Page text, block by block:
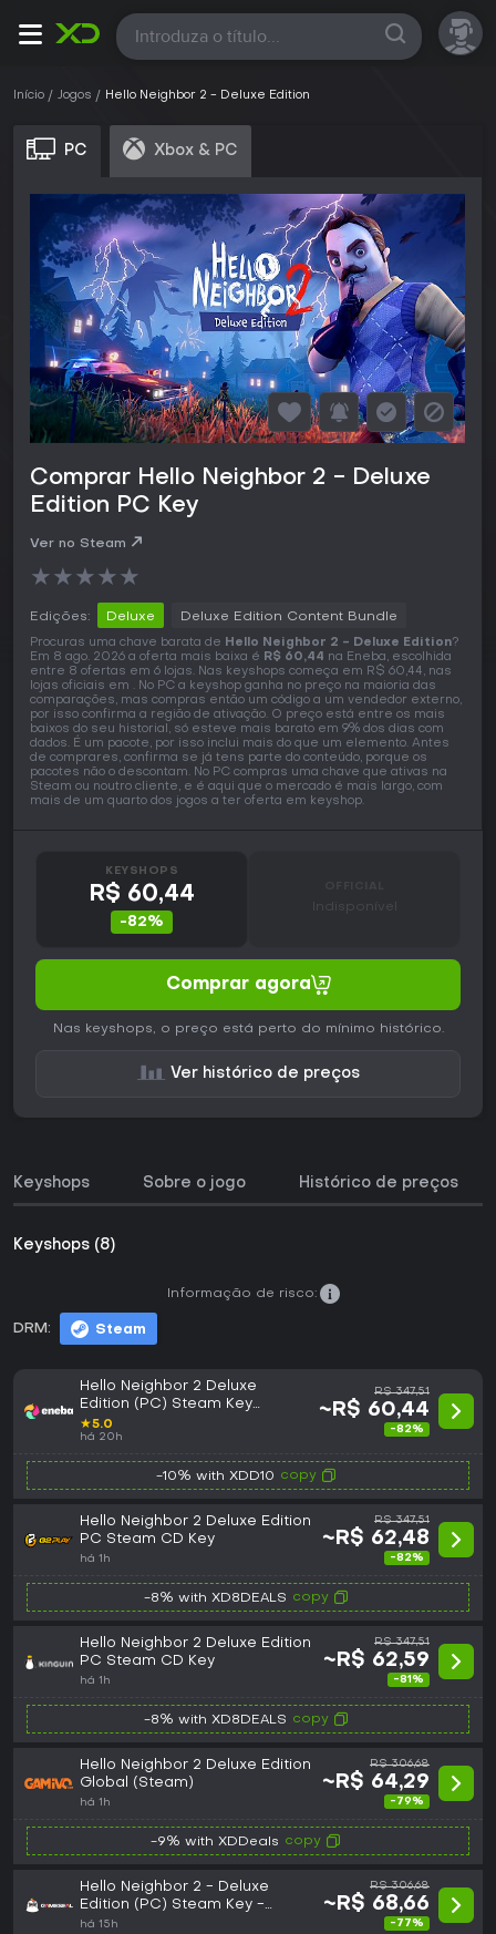
Todas
Início Jogos Hello Neighbor 2 - Deluxe Edition
PC Xbox & PC
Comprar Hello Neighbor 2 - Deluxe
Edition PC Key
Ver no Steam
★★★★★
Edições: Deluxe Deluxe Edition Content Bundle
Procuras uma chave barata de Hello Neighbor 2 - Deluxe Edition?
Em 8 ago. 2026 a oferta mais baixa é R$ 60,44 na Eneba, escolhida
entre 8 ofertas em 6 lojas. Nas keyshops começa em R$ 60,44, nas
lojas oficiais em . No PC a keyshop ganha no preço na maioria das
comparações, mas compras então um código a um vendedor externo,
por isso confirma a região de ativação. O preço está entre os mais
baixos do seu historial, só esteve mais barato em 9% dos dias com
dados. É um pacote, por isso inclui mais do que um elemento. Antes
de comprares, confirma se já tens parte do conteúdo, porque os
pacotes não o descontam. No PC compras uma chave que ativas na
Steam ou noutro cliente, e é aqui que o mercado é mais largo, com
mais de um quarto dos jogos a ter oferta em keyshop.
KEYSHOPS
R$ 60,44
-82%
Indisponível
Comprar agora
Nas keyshops, o preço está perto do mínimo histórico.
Ver histórico de preços
Keyshops Sobre o jogo Histórico de preços
Keyshops (8)
DRM: Steam
Informação de risco:
Hello Neighbor 2 Deluxe
Edition (PC) Steam Key
GLOBAL
★5.0
há 20h
R$ 347,51
~R$ 60,44
-82%
-10% with XDD10 copy
Hello Neighbor 2 Deluxe Edition
PC Steam CD Key
há 1h
R$ 347,51
~R$ 62,48
-82%
-8% with XD8DEALS copy
Hello Neighbor 2 Deluxe Edition
PC Steam CD Key
há 1h
R$ 347,51
~R$ 62,59
-81%
-8% with XD8DEALS copy
Hello Neighbor 2 Deluxe Edition
Global (Steam)
há 1h
R$ 306,68
~R$ 64,29
-79%
-9% with XDDeals copy
Hello Neighbor 2 - Deluxe
Edition (PC) Steam Key -
GLOBAL
há 15h
R$ 306,68
~R$ 68,66
-77%